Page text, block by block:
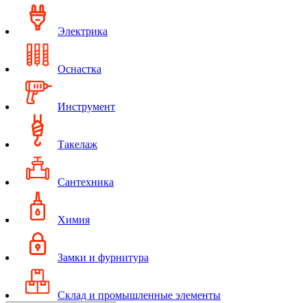
Электрика
Оснастка
Инструмент
Такелаж
Сантехника
Химия
Замки и фурнитура
Склад и промышленные элементы